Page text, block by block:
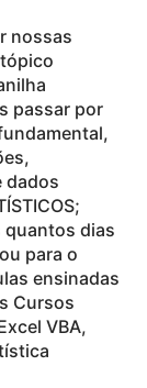
nossas
tópico
passar por
dados
quantos dias
para o
ensinadas
Cursos
VBA,